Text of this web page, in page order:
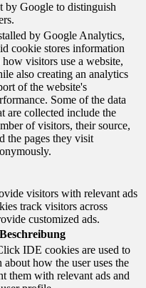
by Google to distinguish
by Google Analytics,
cookie stores information
how visitors use a website,
also creating an analytics
of the website's
Some of the data
are collected include the
of visitors, their source,
the pages they visit
visitors with relevant ads
track visitors across
customized ads.
Beschreibung
IDE cookies are used to
how the user uses the
them with relevant ads and